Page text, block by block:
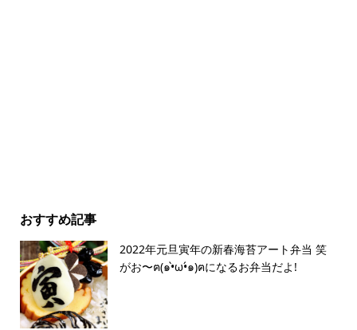
おすすめ記事
2022年元旦寅年の新春海苔アート弁当 笑
がお〜ฅ(๑•̀ω•́๑)ฅになるお弁当だよ!